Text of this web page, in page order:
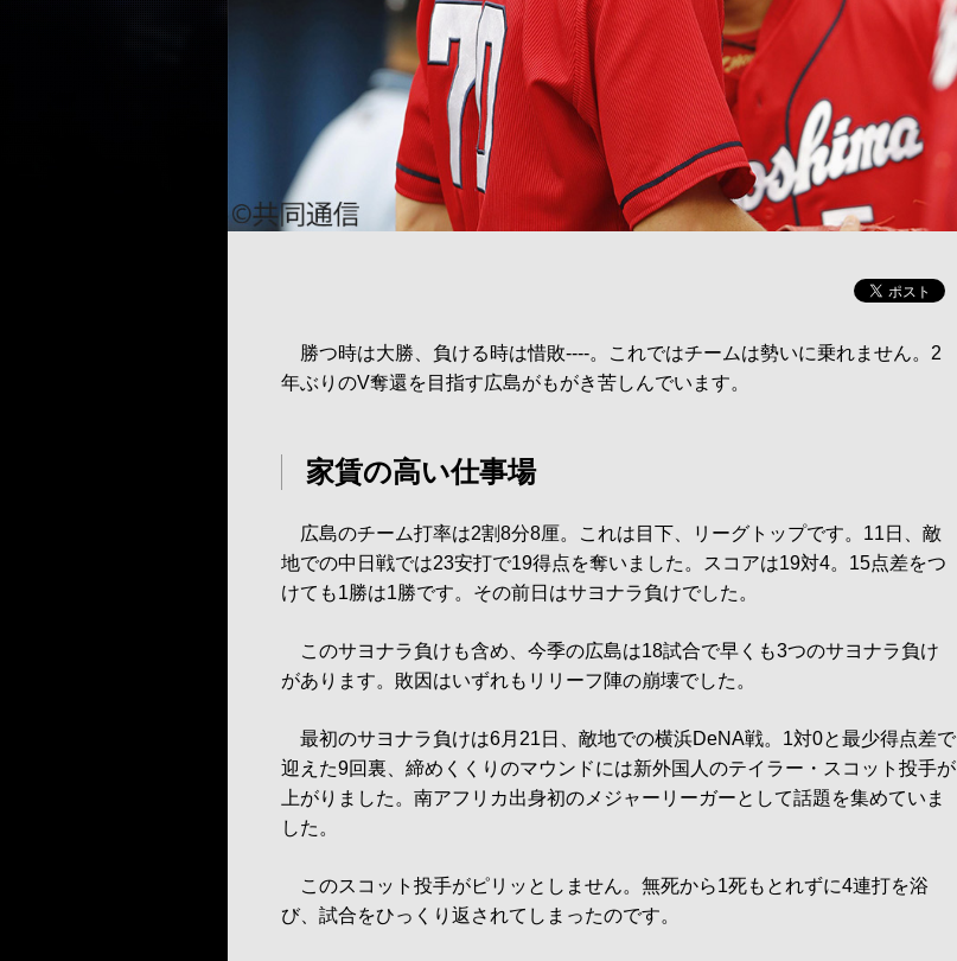
勝つ時は大勝、負ける時は惜敗----。これではチームは勢いに乗れません。2
年ぶりのV奪還を目指す広島がもがき苦しんでいます。
家賃の高い仕事場
広島のチーム打率は2割8分8厘。これは目下、リーグトップです。11日、敵
地での中日戦では23安打で19得点を奪いました。スコアは19対4。15点差をつ
けても1勝は1勝です。その前日はサヨナラ負けでした。
このサヨナラ負けも含め、今季の広島は18試合で早くも3つのサヨナラ負け
があります。敗因はいずれもリリーフ陣の崩壊でした。
最初のサヨナラ負けは6月21日、敵地での横浜DeNA戦。1対0と最少得点差で
迎えた9回裏、締めくくりのマウンドには新外国人のテイラー・スコット投手が
上がりました。南アフリカ出身初のメジャーリーガーとして話題を集めていま
した。
このスコット投手がピリッとしません。無死から1死もとれずに4連打を浴
び、試合をひっくり返されてしまったのです。